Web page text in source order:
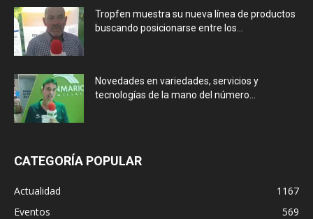
Tropfen muestra su nueva línea de productos
buscando posicionarse entre los...
Novedades en variedades, servicios y
tecnologías de la mano del número...
CATEGORÍA POPULAR
Actualidad
1167
Eventos
569